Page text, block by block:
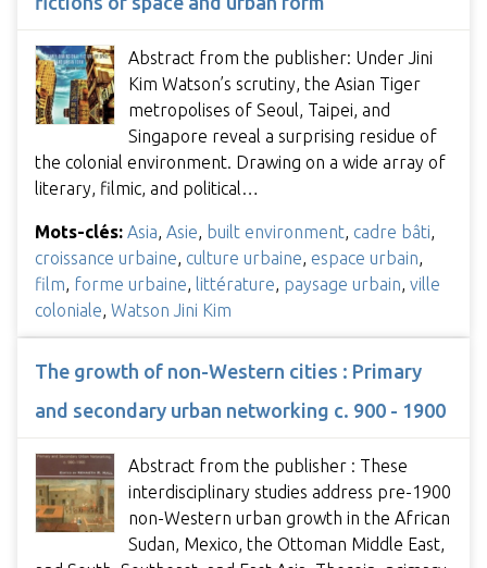
Abstract from the publisher: Under Jini
Kim Watson’s scrutiny, the Asian Tiger
metropolises of Seoul, Taipei, and
Singapore reveal a surprising residue of
the colonial environment. Drawing on a wide array of
literary, filmic, and political…
Mots-clés: Asia, Asie, built environment, cadre bâti,
croissance urbaine, culture urbaine, espace urbain,
film, forme urbaine, littérature, paysage urbain, ville
coloniale, Watson Jini Kim
The growth of non-Western cities : Primary
and secondary urban networking c. 900 - 1900
Abstract from the publisher : These
interdisciplinary studies address pre-1900
non-Western urban growth in the African
Sudan, Mexico, the Ottoman Middle East,